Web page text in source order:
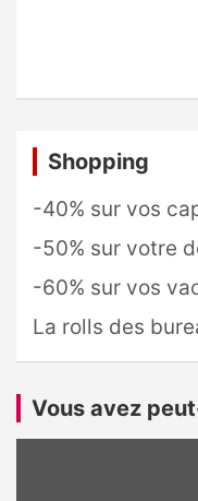
Shopping
-40% sur vos
-50% sur votre
-60% sur vos
La rolls des
Vous avez